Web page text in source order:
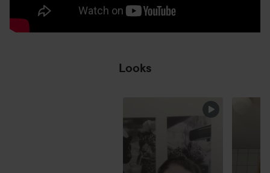
töpöttelemällä sitä kohtiin, jotka tarvitsevat enemmän
peittävyyttä ja häivyttämällä loput.
Looks